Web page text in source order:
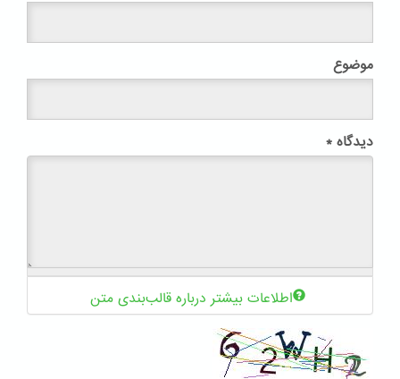
موضوع
دیدگاه *
اطلاعات بیشتر درباره قالب‌بندی متن